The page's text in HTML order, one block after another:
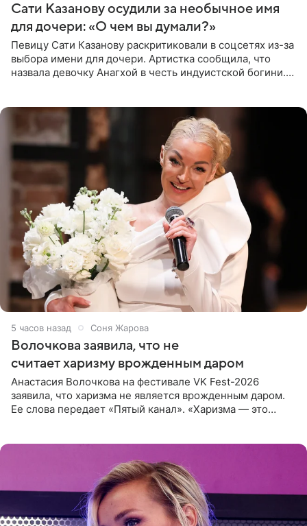
Сати Казанову осудили за необычное имя
для дочери: «О чем вы думали?»
Певицу Сати Казанову раскритиковали в соцсетях из-за
выбора имени для дочери. Артистка сообщила, что
назвала девочку Анагхой в честь индуистской богини.
5 часов назад Соня Жарова
Волочкова заявила, что не
считает харизму врожденным даром
Анастасия Волочкова на фестивале VK Fest-2026
заявила, что харизма не является врожденным даром.
Ее слова передает «Пятый канал». «Харизма — это